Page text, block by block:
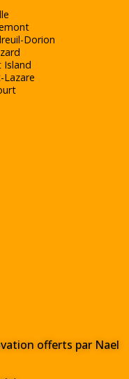
Dorion
Island
Lazare
offerts par Nael